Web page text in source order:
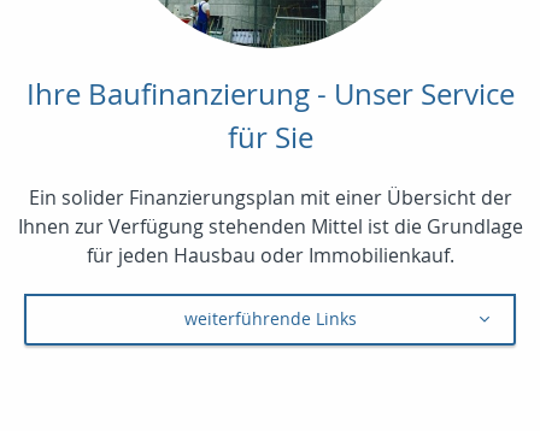
Ihre Baufinanzierung - Unser Service
für Sie
Ein solider Finanzierungsplan mit einer Übersicht der
Ihnen zur Verfügung stehenden Mittel ist die Grundlage
für jeden Hausbau oder Immobilienkauf.
weiterführende Links